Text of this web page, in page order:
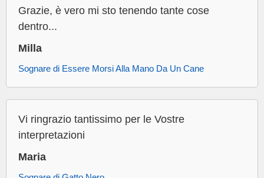
Grazie, è vero mi sto tenendo tante cose
dentro...
Milla
Sognare di Essere Morsi Alla Mano Da Un Cane
Vi ringrazio tantissimo per le Vostre
interpretazioni
Maria